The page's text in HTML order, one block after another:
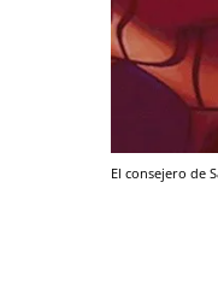
El consejero de